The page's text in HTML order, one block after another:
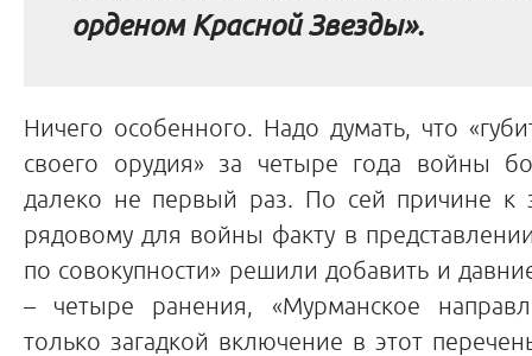
орденом Красной Звезды».
Ничего особенного. Надо думать, что
своего орудия» за четыре года войны
далеко не первый раз. По сей причине к
рядовому для войны факту в
по совокупности» решили добавить и
– четыре ранения, «Мурманское
только загадкой включение в этот